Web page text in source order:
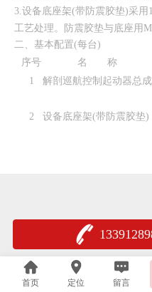
3.设备底座架(带防震胶垫)采用
工艺处理。防震胶垫与底座用
二、 基本配置(每台)
序号
名 称
1
解剖巡航控制起动器总成
2 设备底座架(带防震胶垫)
首页 定位 留言